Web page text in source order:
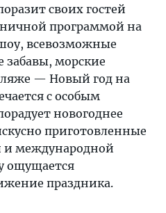
своих гостей
программой на
всевозможные
морские
— Новый год на
с особым
новогоднее
приготовленные
и международной
ощущается
праздника.